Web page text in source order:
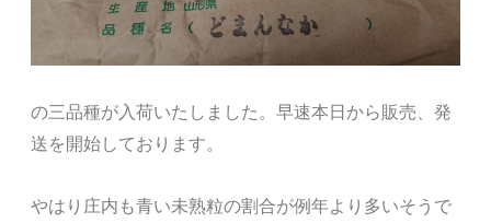
の三品種が入荷いたしました。早速本日から販売、発
送を開始しております。
やはり庄内も青い未熟粒の割合が例年より多いそうで